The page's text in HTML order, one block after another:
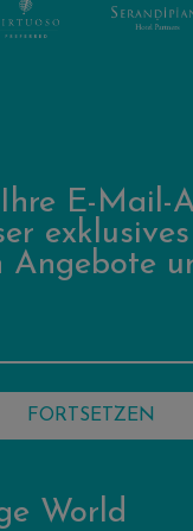
World
E-Mail-
Angebote